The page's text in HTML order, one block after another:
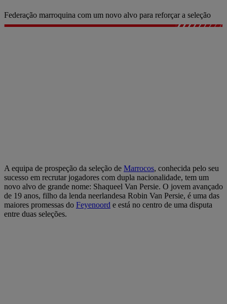
Federação marroquina com um novo alvo para reforçar a seleção
A equipa de prospeção da seleção de Marrocos, conhecida pelo seu
sucesso em recrutar jogadores com dupla nacionalidade, tem um
novo alvo de grande nome: Shaqueel Van Persie. O jovem avançado
de 19 anos, filho da lenda neerlandesa Robin Van Persie, é uma das
maiores promessas do Feyenoord e está no centro de uma disputa
entre duas seleções.